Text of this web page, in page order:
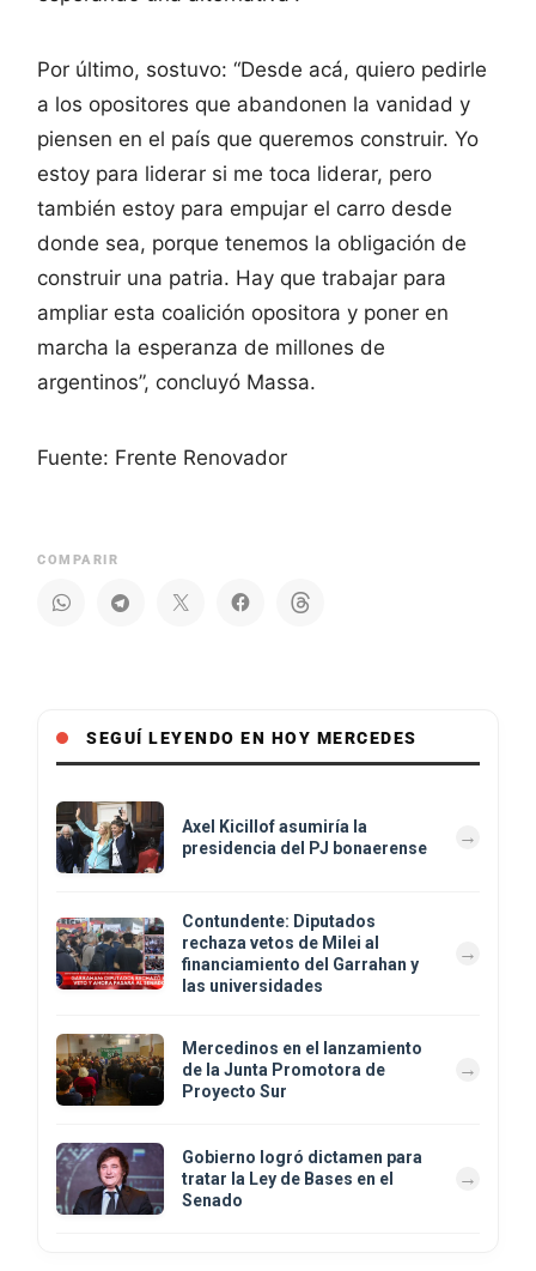
Por último, sostuvo: “Desde acá, quiero pedirle
a los opositores que abandonen la vanidad y
piensen en el país que queremos construir. Yo
estoy para liderar si me toca liderar, pero
también estoy para empujar el carro desde
donde sea, porque tenemos la obligación de
construir una patria. Hay que trabajar para
ampliar esta coalición opositora y poner en
marcha la esperanza de millones de
argentinos”, concluyó Massa.
Fuente: Frente Renovador
COMPARIR
SEGUÍ LEYENDO EN HOY MERCEDES
Axel Kicillof asumiría la
presidencia del PJ bonaerense
Contundente: Diputados
rechaza vetos de Milei al
financiamiento del Garrahan y
las universidades
Mercedinos en el lanzamiento
de la Junta Promotora de
Proyecto Sur
Gobierno logró dictamen para
tratar la Ley de Bases en el
Senado